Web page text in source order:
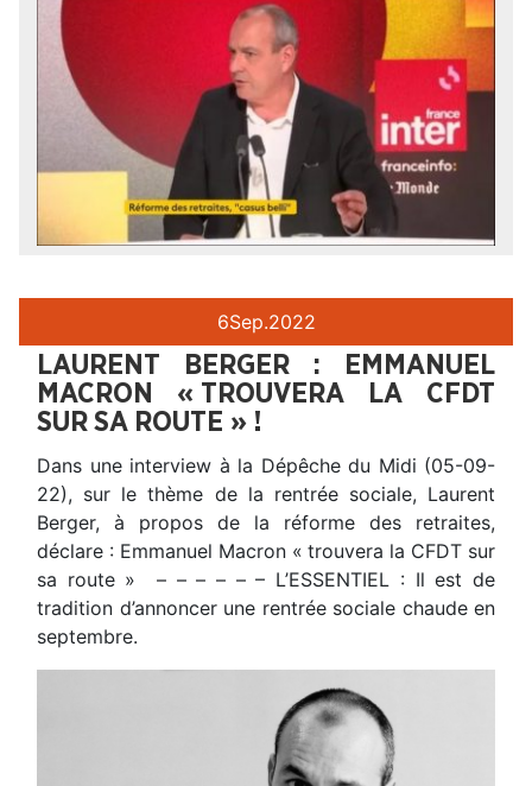
6Sep.2022
LAURENT BERGER : EMMANUEL
MACRON « TROUVERA LA CFDT
SUR SA ROUTE » !
Dans une interview à la Dépêche du Midi (05-09-
22), sur le thème de la rentrée sociale, Laurent
Berger, à propos de la réforme des retraites,
déclare : Emmanuel Macron « trouvera la CFDT sur
sa route » – – – – – – L’ESSENTIEL : Il est de
tradition d’annoncer une rentrée sociale chaude en
septembre.